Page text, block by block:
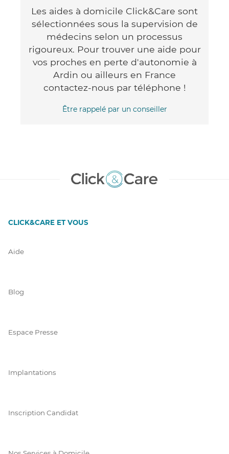
Les aides à domicile Click&Care sont
sélectionnées sous la supervision de
médecins selon un processus
rigoureux. Pour trouver une aide pour
vos proches en perte d'autonomie à
Ardin ou ailleurs en France
contactez-nous par téléphone !
Être rappelé par un conseiller
CLICK&CARE ET VOUS
Aide
Blog
Espace Presse
Implantations
Inscription Candidat